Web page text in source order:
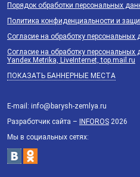
Порядок обработки персональных
Политика конфиденциальности и
Согласие на обработку персональных
Согласие на обработку
Yandex.Metrika, LiveInternet, top.mail.ru
ПОКАЗАТЬ БАННЕРНЫЕ МЕСТА
E-mail: info@barysh-zemlya.ru
Разработчик сайта – INFOROS 2026
Мы в социальных сетях: